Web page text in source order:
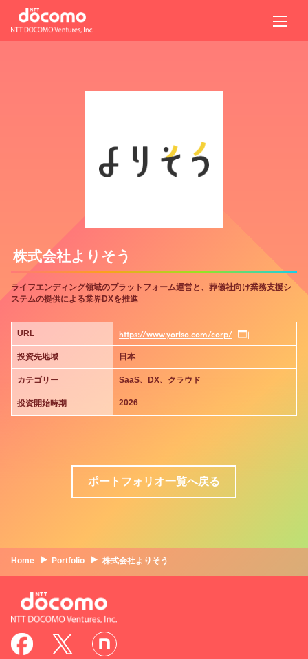
株式会社よりそう
ライフエンディング領域のプラットフォーム運営と、葬儀社向け業務支援シ
ステムの提供による業界DXを推進
URL https://www.yoriso.com/corp/
投資先地域 日本
カテゴリー SaaS、DX、クラウド
投資開始時期 2026
ポートフォリオ一覧へ戻る
Home Portfolio 株式会社よりそう